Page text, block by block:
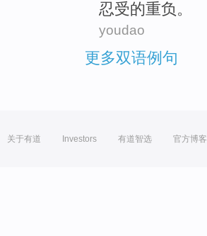
忍受的重负 。
youdao
更多双语例句
关于有道 Investors 有道智选 官方博客